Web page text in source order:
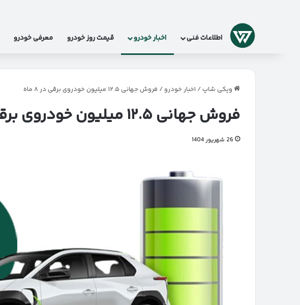
لوگو اطلاعات فنی اخبار خودرو قیمت روز خودرو معرفی خودرو
ویکی شاپ/ اخبار خودرو/ فروش جهانی ۱۲.۵ میلیون خودروی برقی در ۸ ماه
فروش جهانی ۱۲.۵ میلیون خودروی برقی در ۸ ماه
26 شهریور 1404